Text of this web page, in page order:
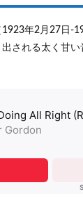
年2月27日-
される太く甘